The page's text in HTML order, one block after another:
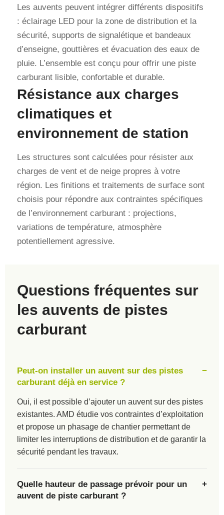
Les auvents peuvent intégrer différents dispositifs
: éclairage LED pour la zone de distribution et la
sécurité, supports de signalétique et bandeaux
d’enseigne, gouttières et évacuation des eaux de
pluie. L’ensemble est conçu pour offrir une piste
carburant lisible, confortable et durable.
Résistance aux charges
climatiques et
environnement de station
Les structures sont calculées pour résister aux
charges de vent et de neige propres à votre
région. Les finitions et traitements de surface sont
choisis pour répondre aux contraintes spécifiques
de l’environnement carburant : projections,
variations de température, atmosphère
potentiellement agressive.
Questions fréquentes sur
les auvents de pistes
carburant
Peut-on installer un auvent sur des pistes
carburant déjà en service ?
Oui, il est possible d’ajouter un auvent sur des pistes
existantes. AMD étudie vos contraintes d’exploitation
et propose un phasage de chantier permettant de
limiter les interruptions de distribution et de garantir la
sécurité pendant les travaux.
Quelle hauteur de passage prévoir pour un
auvent de piste carburant ?